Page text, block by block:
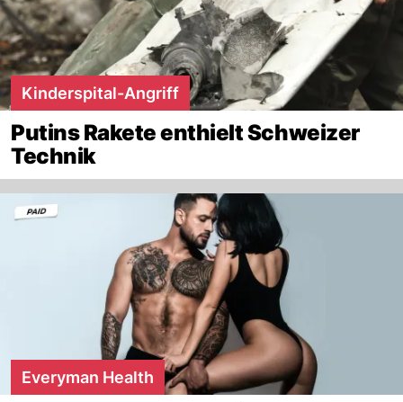
Kinderspital-Angriff
Putins Rakete enthielt Schweizer
Technik
Everyman Health